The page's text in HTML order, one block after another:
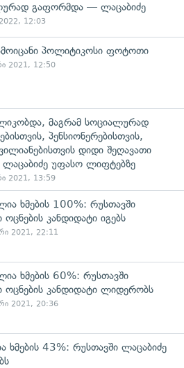
გაფორმდა — ლაცაბიძე
2022, 12:03
პოლიტიკოსი ფოტოთი
2021, 12:50
მაგრამ სოციალურად
პენსიონერებისთვის,
დიდი შეღავათი
ლაცაბიძე უფასო ლიფტებზე
2021, 13:59
ხმების 100%: რუსთავში
კანდიდატი იგებს
2021, 22:11
ხმების 60%: რუსთავში
კანდიდატი ლიდერობს
2021, 20:36
ხმების 43%: რუსთავში ლაცაბიძე